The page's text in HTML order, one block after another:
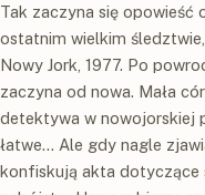
Tak zaczyna się opowieść
ostatnim wielkim
Nowy Jork, 1977. Po
zaczyna od nowa. Mała
detektywa w nowojorskiej
łatwe… Ale gdy nagle
konfiskują akta dotyczące